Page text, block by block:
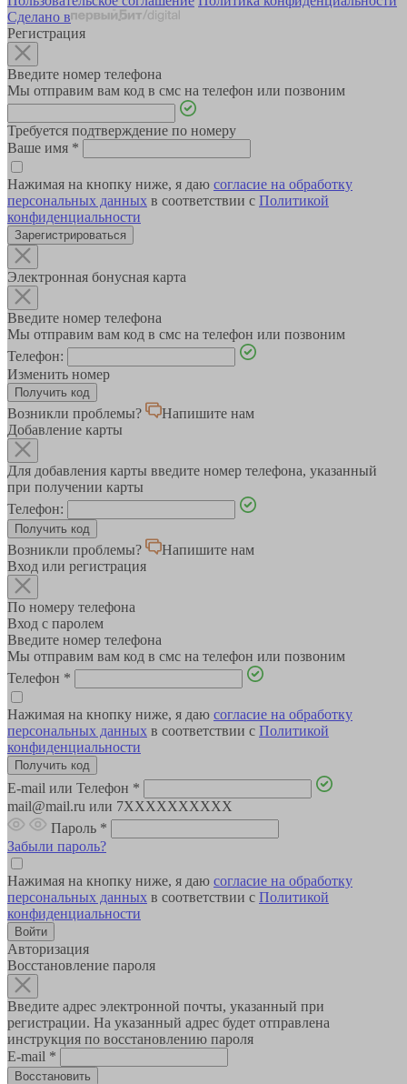
Сделано в
Регистрация
Введите номер телефона
Мы отправим вам код в смс на телефон или позвоним
Требуется подтверждение по номеру
Ваше имя *
Нажимая на кнопку ниже, я даю согласие на обработку
персональных данных в соответствии с Политикой
конфиденциальности
Зарегистрироваться
Электронная бонусная карта
Введите номер телефона
Мы отправим вам код в смс на телефон или позвоним
Телефон:
Изменить номер
Возникли проблемы?
Напишите нам
Добавление карты
Для добавления карты введите номер телефона, указанный
при получении карты
Телефон:
Возникли проблемы?
Напишите нам
Вход или регистрация
По номеру телефона
Вход с паролем
Введите номер телефона
Мы отправим вам код в смс на телефон или позвоним
Телефон *
Нажимая на кнопку ниже, я даю согласие на обработку
персональных данных в соответствии с Политикой
конфиденциальности
E-mail или Телефон *
mail@mail.ru или 7XXXXXXXXXX
Пароль *
Забыли пароль?
Нажимая на кнопку ниже, я даю согласие на обработку
персональных данных в соответствии с Политикой
конфиденциальности
Авторизация
Восстановление пароля
Введите адрес электронной почты, указанный при
регистрации. На указанный адрес будет отправлена
инструкция по восстановлению пароля
E-mail *